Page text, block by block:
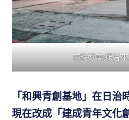
夜晚好美(照片
「和興青創基地」在日治
現在改成「建成青年文化